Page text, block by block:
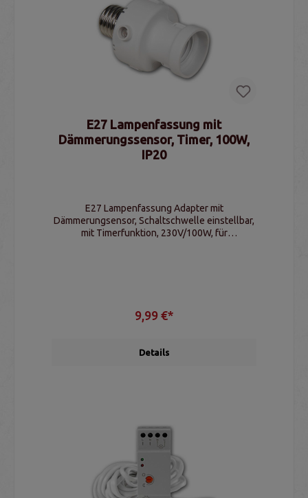
E27 Lampenfassung mit
Dämmerungssensor, Timer, 100W,
IP20
E27 Lampenfassung Adapter mit
Dämmerungsensor, Schaltschwelle einstellbar,
mit Timerfunktion, 230V/100W, für
9,99 €*
Details